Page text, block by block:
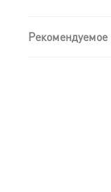
Рекомендуемое